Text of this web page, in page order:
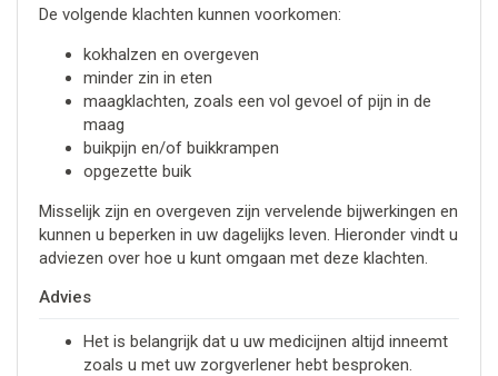
De volgende klachten kunnen voorkomen:
kokhalzen en overgeven
minder zin in eten
maagklachten, zoals een vol gevoel of pijn in de
maag
buikpijn en/of buikkrampen
opgezette buik
Misselijk zijn en overgeven zijn vervelende bijwerkingen en
kunnen u beperken in uw dagelijks leven. Hieronder vindt u
adviezen over hoe u kunt omgaan met deze klachten.
Advies
Het is belangrijk dat u uw medicijnen altijd inneemt
zoals u met uw zorgverlener hebt besproken.